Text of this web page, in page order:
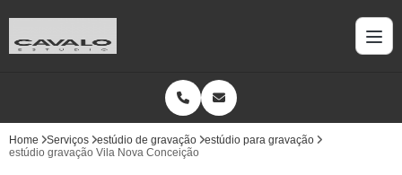
Home Serviços estúdio de gravação
estúdio para gravação
estúdio gravação Vila Nova Conceição